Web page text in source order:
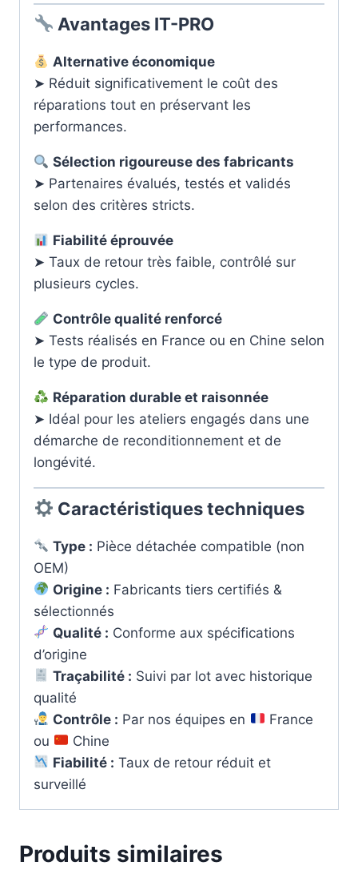
Avantages IT-PRO
Alternative économique
➤ Réduit significativement le coût des
réparations tout en préservant les
performances.
Sélection rigoureuse des fabricants
➤ Partenaires évalués, testés et validés
selon des critères stricts.
Fiabilité éprouvée
➤ Taux de retour très faible, contrôlé sur
plusieurs cycles.
Contrôle qualité renforcé
➤ Tests réalisés en France ou en Chine selon
le type de produit.
Réparation durable et raisonnée
➤ Idéal pour les ateliers engagés dans une
démarche de reconditionnement et de
longévité.
Caractéristiques techniques
Type : Pièce détachée compatible (non
OEM)
Origine : Fabricants tiers certifiés &
sélectionnés
Qualité : Conforme aux spécifications
d’origine
Traçabilité : Suivi par lot avec historique
qualité
Contrôle : Par nos équipes en
France
ou
Chine
Fiabilité : Taux de retour réduit et
surveillé
Produits similaires